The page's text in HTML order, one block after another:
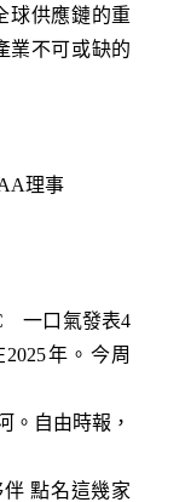
球供應鏈的重
業不可或缺的
理事
一口氣發表4
年。今周
。自由時報，
點名這幾家